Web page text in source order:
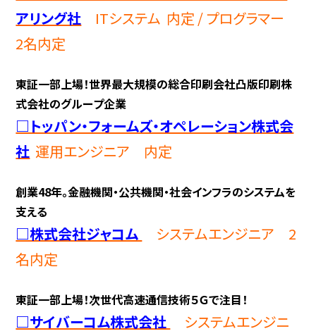
アリング社 ITシステム 内定 /プログラマー
2名内定
東証一部上場！世界最大規模の総合印刷会社凸版印刷株
式会社のグループ企業
□トッパン・フォームズ・オペレーション株式会
社 運用エンジニア 内定
創業48年。金融機関・公共機関・社会インフラのシステムを
支える
□株式会社ジャコム
システムエンジニア 2
名内定
東証一部上場！次世代高速通信技術５Ｇで注目！
□サイバーコム株式会社
システムエンジニ